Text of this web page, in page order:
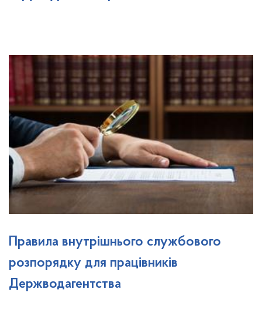
Правила внутрішнього службового
розпорядку для працівників
Держводагентства